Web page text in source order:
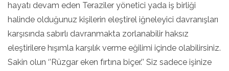
hayatı devam eden Teraziler yönetici yada iş birliği
halinde olduğunuz kişilerin eleştirel iğneleyici davranışları
karşısında sabırlı davranmakta zorlanabilir haksız
eleştirilere hışımla karşılık verme eğilimi içinde olabilirsiniz.
Sakin olun ‘’Rüzgar eken fırtına biçer.’’ Siz sadece işinize